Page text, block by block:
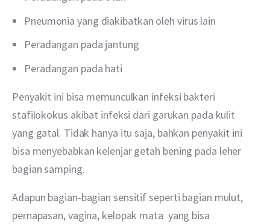
Pneumonia yang diakibatkan oleh virus lain
Peradangan pada jantung
Peradangan pada hati
Penyakit ini bisa memunculkan infeksi bakteri
stafilokokus akibat infeksi dari garukan pada kulit
yang gatal. Tidak hanya itu saja, bahkan penyakit ini
bisa menyebabkan kelenjar getah bening pada leher
bagian samping.
Adapun bagian-bagian sensitif seperti bagian mulut,
pernapasan, vagina, kelopak mata  yang bisa